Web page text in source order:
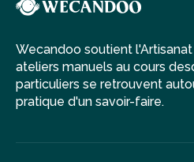
Wecandoo soutient
ateliers manuels au cours
particuliers se retrouvent
pratique d'un savoir-faire.